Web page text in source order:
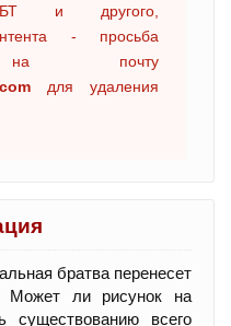
и другого,
- просьба
на почту
для удаления
братва перенесет
Может ли рисунок на
существованию всего